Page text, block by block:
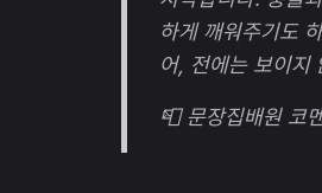
하게 깨워주기도
어, 전에는 보이지
📮 문장집배원 코